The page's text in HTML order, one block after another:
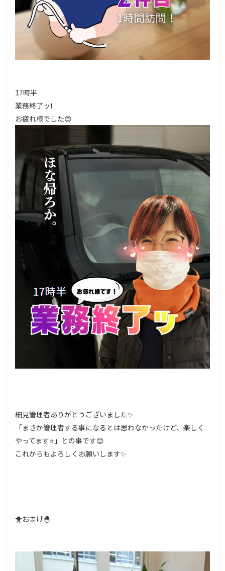
17時半
業務終了ッ❗
お疲れ様でした😍
細見管理者ありがとうございました✨
「まさか管理者する事になるとは思わなかったけど、楽しく
やってます⭐」との事です😊
これからもよろしくお願いします✨
🐥おまけ🐣